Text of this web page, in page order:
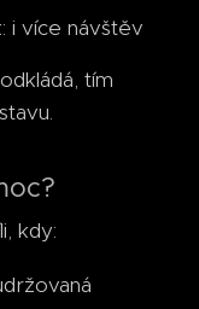
i více návštěv
tím
kdy: